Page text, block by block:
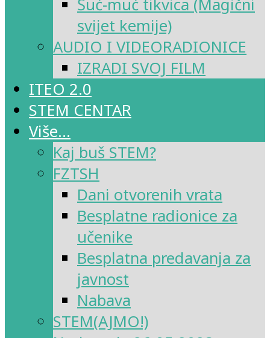
Šuć-muć tikvica (Magični
svijet kemije)
AUDIO I VIDEORADIONICE
IZRADI SVOJ FILM
ITEO 2.0
STEM CENTAR
Više…
Kaj buš STEM?
FZTSH
Dani otvorenih vrata
Besplatne radionice za
učenike
Besplatna predavanja za
javnost
Nabava
STEM(AJMO!)